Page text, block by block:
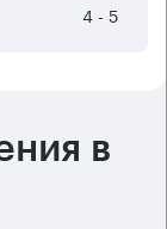
4 - 5
в